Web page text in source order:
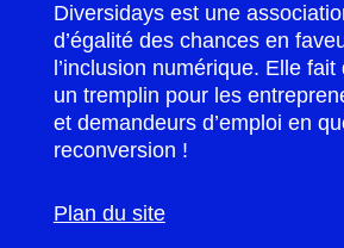
Diversidays est une
d’égalité des chances en
l’inclusion numérique. Elle
un tremplin pour les
et demandeurs d’emploi en
reconversion !
Plan du site